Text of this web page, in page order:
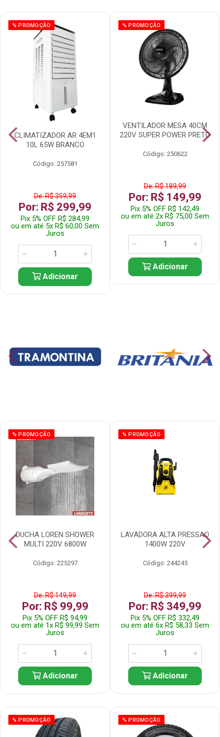
% PROMOÇÃO
CLIMATIZADOR AR 4EM1
10L 65W BRANCO
Código: 257581
De: R$ 359,99
Por: R$ 299,99
Pix 5% OFF R$ 284,99
ou em até 5x R$ 60,00 Sem
Juros
Adicionar
% PROMOÇÃO
VENTILADOR MESA 40CM
220V SUPER POWER PRETO
Código: 250622
De: R$ 189,99
Por: R$ 149,99
Pix 5% OFF R$ 142,49
ou em até 2x R$ 75,00 Sem
Juros
Adicionar
% PROMOÇÃO
DUCHA LOREN SHOWER
MULTI 220V 6800W
Código: 225297
De: R$ 149,99
Por: R$ 99,99
Pix 5% OFF R$ 94,99
ou em até 1x R$ 99,99 Sem
Juros
Adicionar
% PROMOÇÃO
LAVADORA ALTA PRESSAO
1400W 220V
Código: 244245
De: R$ 399,99
Por: R$ 349,99
Pix 5% OFF R$ 332,49
ou em até 6x R$ 58,33 Sem
Juros
Adicionar
% PROMOÇÃO % PROMOÇÃO